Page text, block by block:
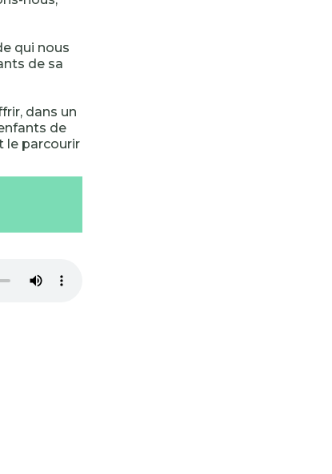
qui nous
de sa
dans un
de
le parcourir